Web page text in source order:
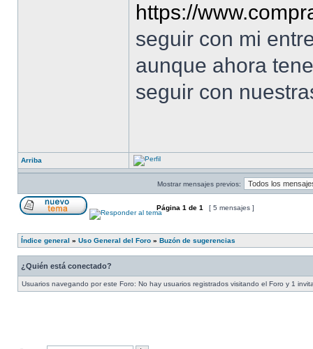
https://
seguir con mi
aunque ahora
seguir con
Arriba
Mostrar mensajes previos:
Página 1 de 1 [ 5 mensajes ]
Índice general » Uso General del Foro » Buzón de sugerencias
¿Quién está conectado?
Usuarios navegando por este Foro: No hay usuarios registrados visitando el Foro y 1